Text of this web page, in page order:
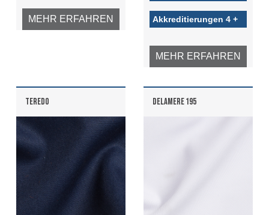
MEHR ERFAHREN Akkreditierungen 4 +
MEHR ERFAHREN
TEREDO DELAMERE 195